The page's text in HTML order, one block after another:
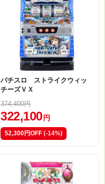
パチスロ ストライクウィッ
チーズＶＸ
374,400円
322,100 円
52,300円OFF (-14%)